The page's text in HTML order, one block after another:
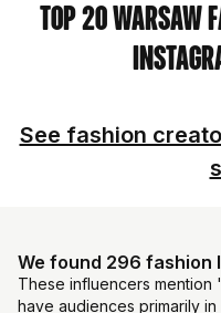
Top 20 Warsaw
See fashion
We found 296 fashion
These influencers mention
have audiences primarily